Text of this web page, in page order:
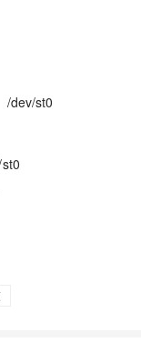
st0